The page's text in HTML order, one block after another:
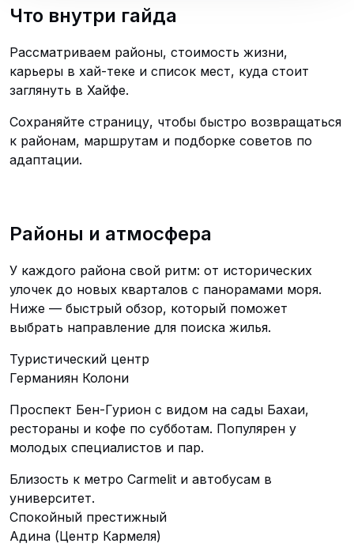
Что внутри гайда
Рассматриваем районы, стоимость жизни,
карьеры в хай-теке и список мест, куда стоит
заглянуть в Хайфе.
Сохраняйте страницу, чтобы быстро возвращаться
к районам, маршрутам и подборке советов по
адаптации.
Районы и атмосфера
У каждого района свой ритм: от исторических
улочек до новых кварталов с панорамами моря.
Ниже — быстрый обзор, который поможет
выбрать направление для поиска жилья.
Туристический центр
Германиян Колони
Проспект Бен-Гурион с видом на сады Бахаи,
рестораны и кофе по субботам. Популярен у
молодых специалистов и пар.
Близость к метро Carmelit и автобусам в
университет.
Спокойный престижный
Адина (Центр Кармеля)